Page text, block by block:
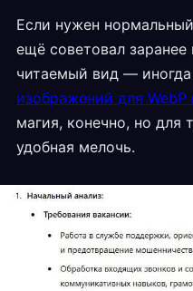
Если нужен
ещё советовал
читаемый вид — иногда
изображений для
магия, конечно, но для
удобная мелочь.